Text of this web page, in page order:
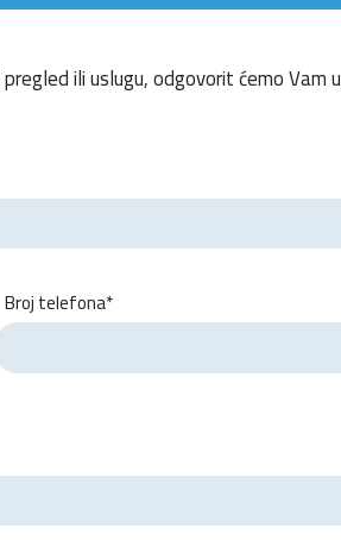
ili uslugu, odgovorit ćemo Vam u
Broj telefona*